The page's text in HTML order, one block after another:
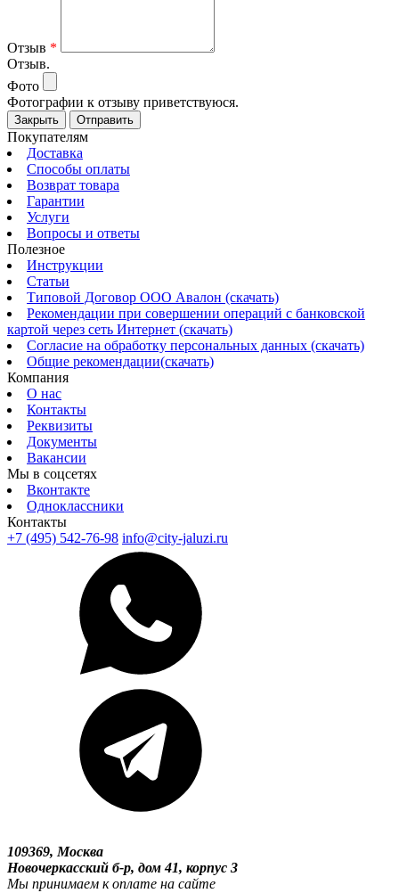
Отзыв *
Отзыв.
Фото
Фотографии к отзыву приветствуюся.
Закрыть Отправить
Покупателям
Доставка
Способы оплаты
Возврат товара
Гарантии
Услуги
Вопросы и ответы
Полезное
Инструкции
Статьи
Типовой Договор ООО Авалон (скачать)
Рекомендации при совершении операций с банковской
картой через сеть Интернет (скачать)
Согласие на обработку персональных данных (скачать)
Общие рекомендации(скачать)
Компания
О нас
Контакты
Реквизиты
Документы
Вакансии
Мы в соцсетях
Вконтакте
Одноклассники
Контакты
+7 (495) 542-76-98 info@city-jaluzi.ru
109369, Москва
Новочеркасский б-р, дом 41, корпус 3
Мы принимаем к оплате на сайте